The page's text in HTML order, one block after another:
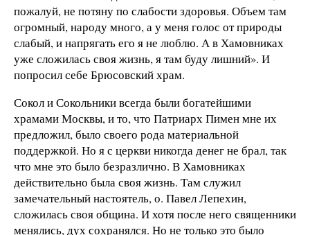
пожалуй, не потяну по слабости здоровья. Объем там
огромный, народу много, а у меня голос от природы
слабый, и напрягать его я не люблю. А в Хамовниках
уже сложилась своя жизнь, я там буду лишний». И
попросил себе Брюсовский храм.
Сокол и Сокольники всегда были богатейшими
храмами Москвы, и то, что Патриарх Пимен мне их
предложил, было своего рода материальной
поддержкой. Но я с церкви никогда денег не брал, так
что мне это было безразлично. В Хамовниках
действительно была своя жизнь. Там служил
замечательный настоятель, о. Павел Лепехин,
сложилась своя община. И хотя после него священники
менялись, дух сохранялся. Но не только это было